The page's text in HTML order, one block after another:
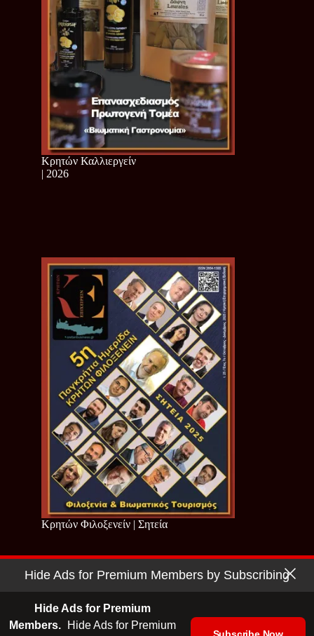
Κρητών Καλλιεργείν
| 2026
Κρητών Φιλοξενείν | Σητεία
Copyright © 2026 - Cretan Business | Κρητών Επιχειρείν
Hide Ads for Premium Members by Subscribing
Hide Ads for Premium
Members.
Hide Ads for Premium